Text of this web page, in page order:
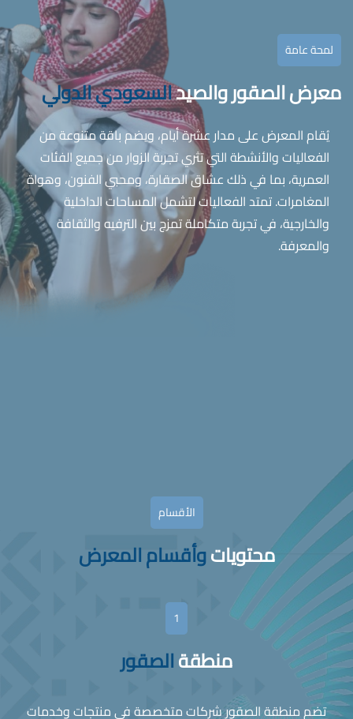
لمحة عامة
معرض الصقور والصيدالسعودي الدولي
يُقام المعرض على مدار عشرة أيام، ويضم باقة متنوعة من
الفعاليات والأنشطة التي تثري تجربة الزوار من جميع الفئات
العمرية، بما في ذلك عشاق الصقارة، ومحبي الفنون، وهواة
المغامرات. تمتد الفعاليات لتشمل المساحات الداخلية
والخارجية، في تجربة متكاملة تمزج بين الترفيه والثقافة
والمعرفة.
الأقسام
محتوياتوأقسام المعرض
1
منطقةالصقور
تضم منطقة الصقور شركات متخصصة في منتجات وخدمات